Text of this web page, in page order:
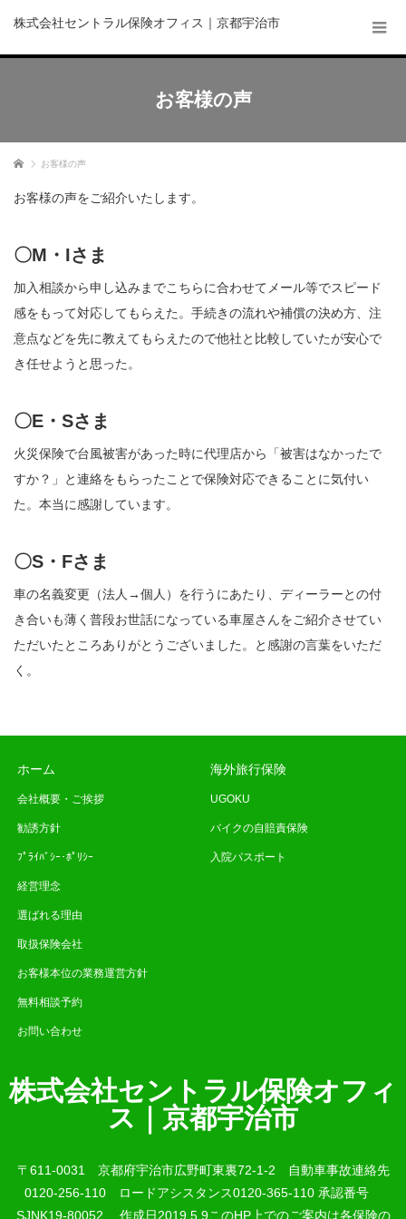
株式会社セントラル保険オフィス｜京都宇治市
お客様の声
ホーム お客様の声
お客様の声をご紹介いたします。
〇M・Iさま
加入相談から申し込みまでこちらに合わせてメール等でスピード
感をもって対応してもらえた。手続きの流れや補償の決め方、注
意点などを先に教えてもらえたので他社と比較していたが安心で
き任せようと思った。
〇E・Sさま
火災保険で台風被害があった時に代理店から「被害はなかったで
すか？」と連絡をもらったことで保険対応できることに気付い
た。本当に感謝しています。
〇S・Fさま
車の名義変更（法人→個人）を行うにあたり、ディーラーとの付
き合いも薄く普段お世話になっている車屋さんをご紹介させてい
ただいたところありがとうございました。と感謝の言葉をいただ
く。
ホーム
会社概要・ご挨拶
勧誘方針
ﾌﾟﾗｲﾊﾞｼｰ･ﾎﾟﾘｼｰ
経営理念
選ばれる理由
取扱保険会社
お客様本位の業務運営方針
無料相談予約
お問い合わせ
海外旅行保険
UGOKU
バイクの自賠責保険
入院パスポート
株式会社セントラル保険オフィ
ス｜京都宇治市
〒611-0031 京都府宇治市広野町東裏72-1-2 自動車事故連絡先
0120-256-110 ロードアシスタンス0120-365-110 承認番号
SJNK19-80052 作成日2019.5.9このHP上でのご案内は各保険の